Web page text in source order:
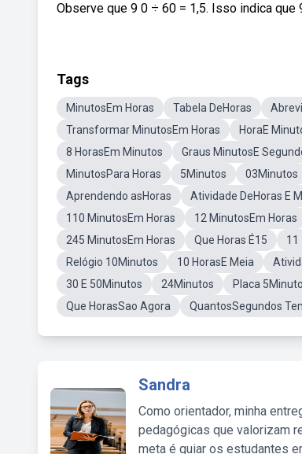
Observe que 9 0 ÷ 60 = 1,5. Isso indica que
Tags
MinutosEm Horas Tabela DeHoras
Transformar MinutosEm Horas
HoraE
8 HorasEm Minutos
Graus MinutosE
MinutosPara Horas
5Minutos 03Minutos
Aprendendo asHoras
Atividade DeHoras E
110 MinutosEm Horas
12 MinutosEm Horas
245 MinutosEm Horas
Que Horas É15 11
Relógio 10Minutos
10 HorasE Meia
30 E 50Minutos
24Minutos Placa
Que HorasSao Agora
QuantosSegundos
Sandra
Como orientador, minha
pedagógicas que valorizam
meta é guiar os estudantes